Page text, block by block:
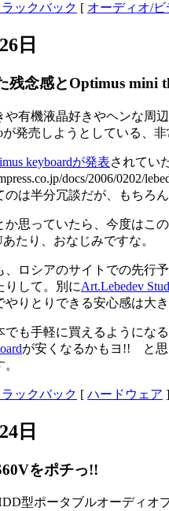
ラックバック [ オーディオ/ビ
日
残念感とOptimus mini
有機液晶好きやヘンな周
が発売しようとしている、
keyboardが発表されてい
docs/2006/
のは半分冗談だが、もち
思っていたら、今度はこの
あたり、おなじみですな。
ロシアのサイトでの先行
りして。別にArt.Lebedev
やりとりできる安心感は大
も手軽に買えるようにな
が安くなるかもヨ!! と思
ラックバック [ ハードウェア ]
日
をポチっ!!
型ポータブルオーディオ